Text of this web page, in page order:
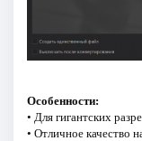
Особенности:
• Для гигантских
• Отличное качество